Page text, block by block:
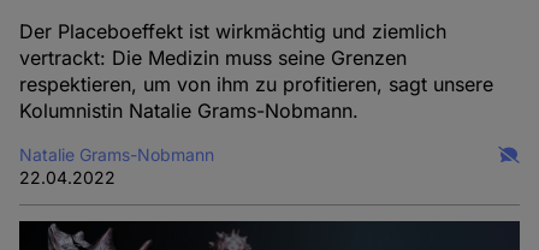
Der Placeboeffekt ist wirkmächtig und ziemlich
vertrackt: Die Medizin muss seine Grenzen
respektieren, um von ihm zu profitieren, sagt unsere
Kolumnistin Natalie Grams-Nobmann.
Natalie Grams-Nobmann
22.04.2022